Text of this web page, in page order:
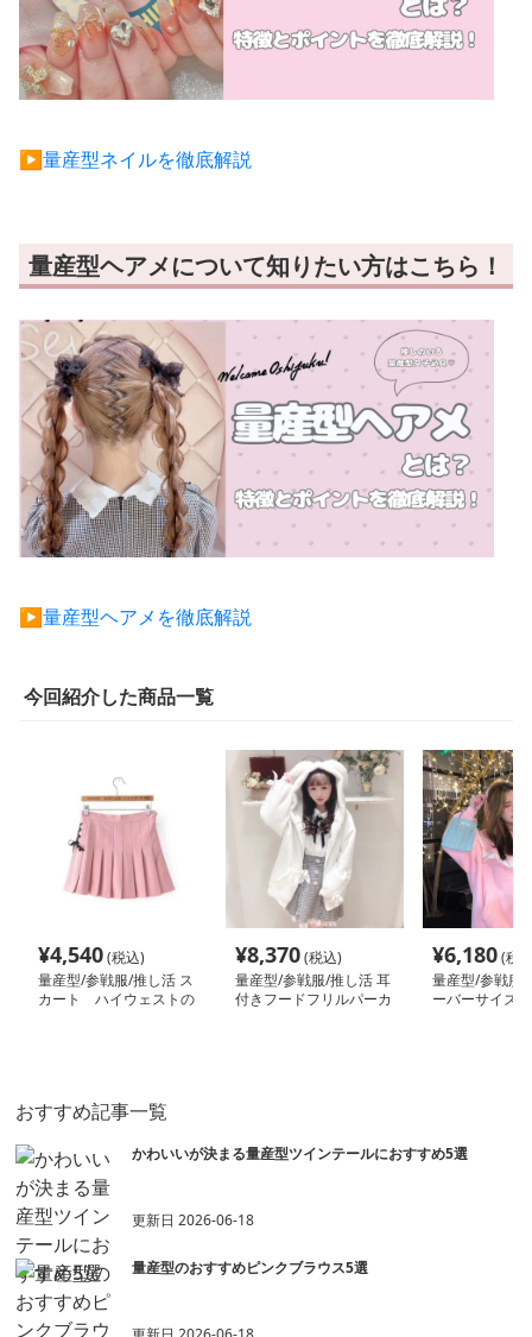
▶︎量産型ネイルを徹底解説
量産型ヘアメについて知りたい方はこちら！
▶︎量産型ヘアメを徹底解説
今回紹介した商品一覧
¥4,540(税込)
量産型/参戦服/推し活 ス
カート ハイウェストの
¥8,370(税込)
量産型/参戦服/推し活 耳
付きフードフリルパーカ
¥6,180(税
量産型/参戦服/
ーバーサイズ
おすすめ記事一覧
かわいいが決まる量産型ツインテールにおすすめ5選
更新日2026-06-18
量産型のおすすめピンクブラウス5選